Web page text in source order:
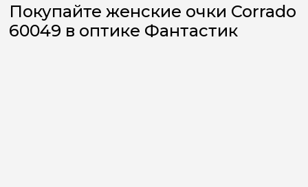
Покупайте женские очки Corrado
60049 в оптике Фантастик